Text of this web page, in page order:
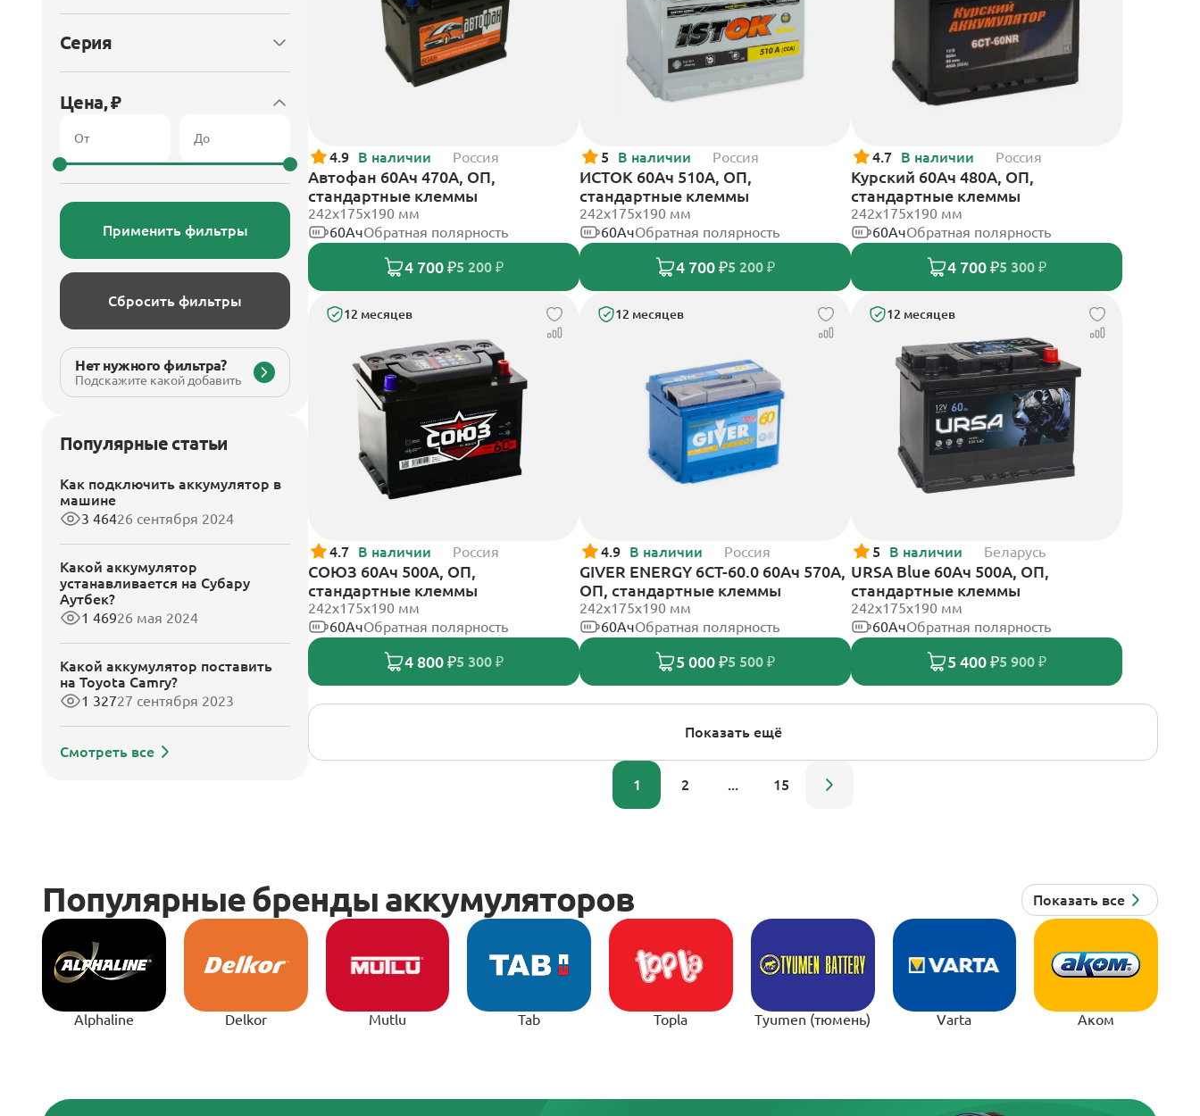
Серия
Цена, ₽
Применить фильтры
Сбросить фильтры
Нет нужного фильтра?
Подскажите какой добавить
Популярные статьи
Как подключить аккумулятор в
машине
3 46426 сентября 2024
Какой аккумулятор
устанавливается на Субару
Аутбек?
1 46926 мая 2024
Какой аккумулятор поставить
на Toyota Camry?
1 32727 сентября 2023
Смотреть все
4.9 В наличии Россия
Автофан 60Ач 470А, ОП,
стандартные клеммы
242х175х190 мм
60АчОбратная полярность
4 700 ₽5 200 ₽
5 В наличии Россия
ИСТОК 60Ач 510А, ОП,
стандартные клеммы
242x175x190 мм
60АчОбратная полярность
4 700 ₽5 200 ₽
4.7 В наличии Россия
Курский 60Ач 480А, ОП,
стандартные клеммы
242x175x190 мм
60АчОбратная полярность
4 700 ₽5 300 ₽
12 месяцев
4.7 В наличии Россия
СОЮЗ 60Ач 500А, ОП,
стандартные клеммы
242x175x190 мм
60АчОбратная полярность
4 800 ₽5 300 ₽
12 месяцев
4.9 В наличии Россия
GIVER ENERGY 6СТ-60.0 60Ач 570А,
ОП, стандартные клеммы
242х175х190 мм
60АчОбратная полярность
5 000 ₽5 500 ₽
12 месяцев
5 В наличии Беларусь
URSA Blue 60Ач 500А, ОП,
стандартные клеммы
242х175х190 мм
60АчОбратная полярность
5 400 ₽5 900 ₽
Показать ещё
1 2 ... 15
Alphaline Delkor Mutlu Tab Topla Tyumen (тюмень) Varta Аком